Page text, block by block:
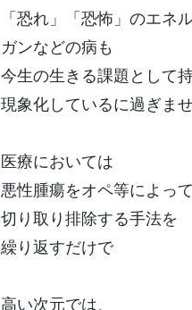
「恐れ」「恐怖」のエネ
ガンなどの病も
今生の生きる課題として
現象化しているに過ぎませ
医療においては
悪性腫瘍をオペ等によって
切り取り排除する手法を
繰り返すだけで
高い次元では、